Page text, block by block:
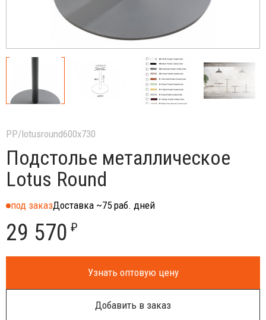
PP/lotusround600x730
Подстолье металлическое
Lotus Round
под заказДоставка ~75 раб. дней
29 570 ₽
Узнать оптовую цену
Добавить в заказ